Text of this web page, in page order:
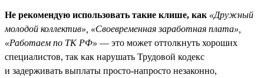
Не рекомендую использовать такие клише, как «Дружный
молодой коллектив», «Своевременная заработная плата»,
«Работаем по ТК РФ» — это может оттолкнуть хороших
специалистов, так как нарушать Трудовой кодекс
и задерживать выплаты просто-напросто незаконно,